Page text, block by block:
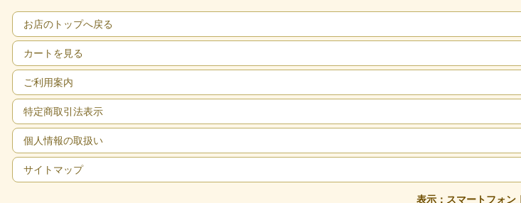
お店のトップへ戻る
カートを見る
ご利用案内
特定商取引法表示
個人情報の取扱い
サイトマップ
表示：スマートフォン｜